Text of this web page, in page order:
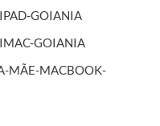
GOIANIA
GOIANIA
MÃE-MACBOOK-